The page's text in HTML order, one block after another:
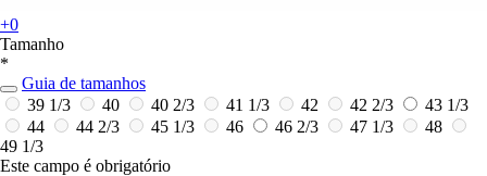
+0
Tamanho
*
Guia de tamanhos
39 1/3
40 40 2/3 41 1/3 42 42 2/3
43 1/3
44
44 2/3 45 1/3 46 46 2/3 47 1/3
48
49 1/3
Este campo é obrigatório